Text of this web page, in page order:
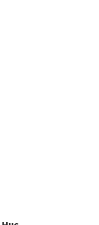
unter
der Stahlrahmen
Bevölkerung und
dem Kern
Hand für eine
Direkt, ohne